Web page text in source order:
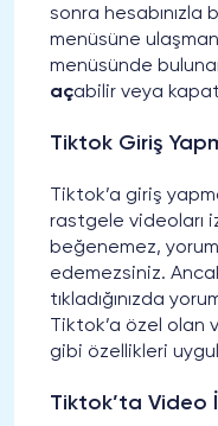
sonra hesabınızla
menüsüne
menüsünde
açabilir veya
Tiktok Giriş
Tiktok’a giriş
rastgele videoları
beğenemez,
edemezsiniz.
tıkladığınızda
Tiktok’a özel
gibi özellikleri
Tiktok’ta Video